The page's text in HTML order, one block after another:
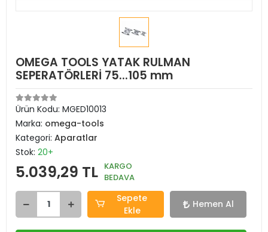
OMEGA TOOLS YATAK RULMAN
SEPERATÖRLERİ 75...105 mm
Ürün Kodu: MGED10013
Marka: omega-tools
Kategori: Aparatlar
Stok: 20+
5.039,29 TL KARGO
BEDAVA
Sepete
Ekle
Hemen Al